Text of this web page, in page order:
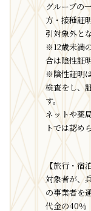
グループの
方・接種証
引対象外と
※12歳未満
合は陰性証
※陰性証明
検査をし、
す。
ネットや薬
トでは認め
【旅行・宿
対象者が、
の事業者を
代金の40％